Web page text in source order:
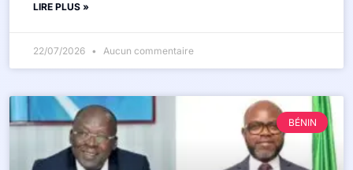
LIRE PLUS »
22/07/2026 Aucun commentaire
BÉNIN